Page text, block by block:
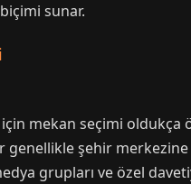
sunar.
mekan seçimi
şehir
grupları ve özel